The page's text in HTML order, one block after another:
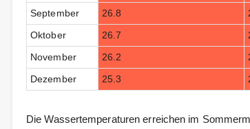
September 26.8
Oktober 26.7
November 26.2
Dezember 25.3
Die Wassertemperaturen erreichen im